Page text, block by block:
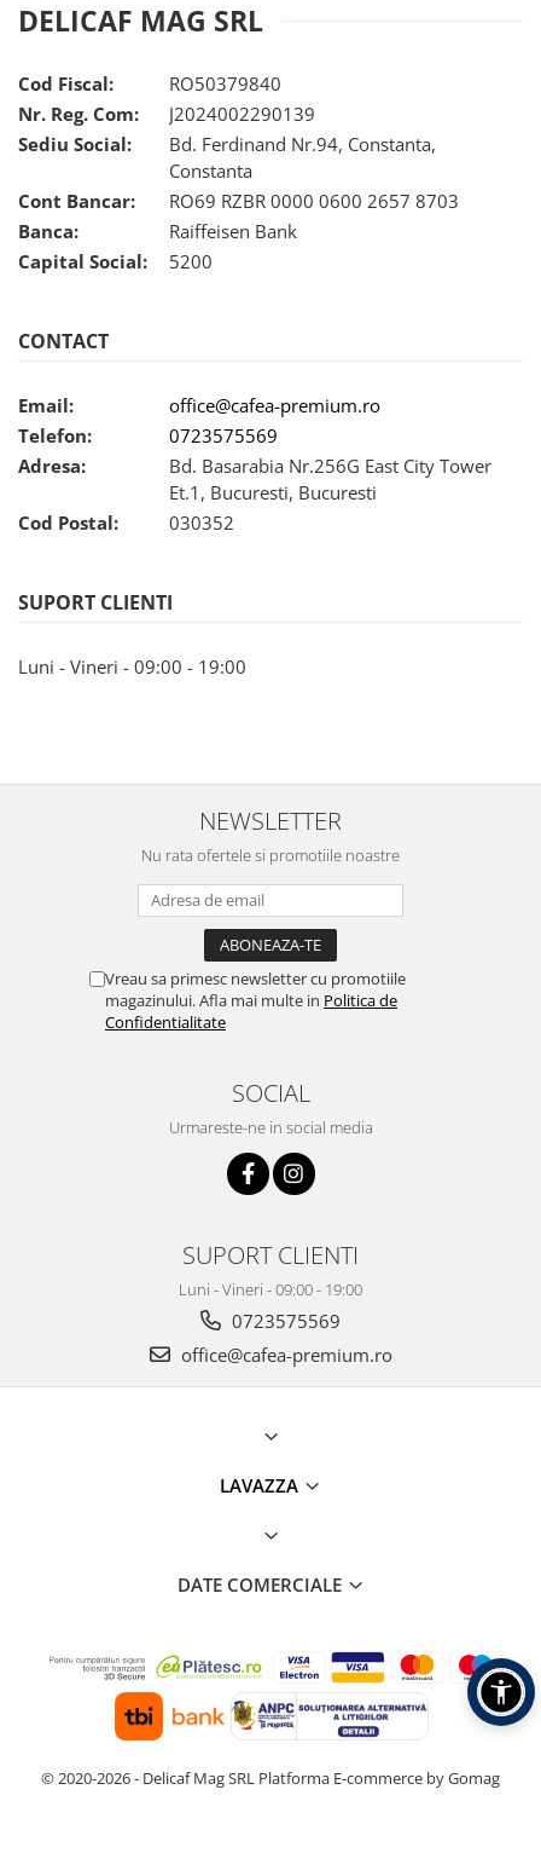
DELICAF MAG SRL
Cod Fiscal:
RO50379840
Nr. Reg. Com:
J2024002290139
Sediu Social:
Bd. Ferdinand Nr.94, Constanta,
Constanta
Cont Bancar:
RO69 RZBR 0000 0600 2657 8703
Banca:
Raiffeisen Bank
Capital Social:
5200
CONTACT
Email:
office@cafea-premium.ro
Telefon:
0723575569
Adresa:
Bd. Basarabia Nr.256G East City Tower
Et.1, Bucuresti, Bucuresti
Cod Postal:
030352
SUPORT CLIENTI
Luni - Vineri - 09:00 - 19:00
NEWSLETTER
Nu rata ofertele si promotiile noastre
Vreau sa primesc newsletter cu promotiile
magazinului. Afla mai multe in Politica de
Confidentialitate
SOCIAL
Urmareste-ne in social media
SUPORT CLIENTI
Luni - Vineri - 09:00 - 19:00
0723575569
office@cafea-premium.ro
LAVAZZA
DATE COMERCIALE
© 2020-2026 - Delicaf Mag SRL Platforma E-commerce by Gomag